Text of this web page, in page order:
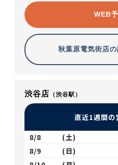
WEB
秋葉原電気街店
渋谷店 （渋谷駅）
直近1週間の
8/8 (土)
8/9
(日)